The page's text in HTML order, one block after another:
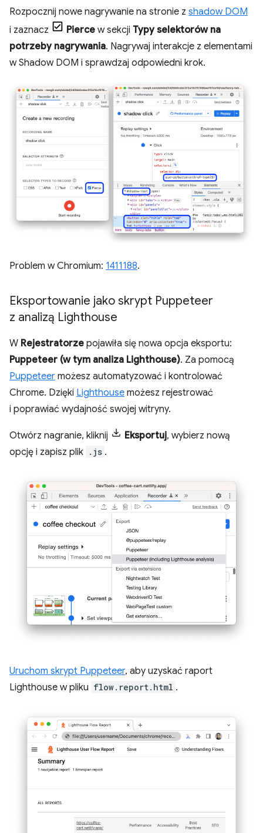
Rozpocznij nowe nagrywanie na stronie z shadow DOM
i zaznacz
Pierce w sekcji Typy selektorów na
potrzeby nagrywania. Nagrywaj interakcje z elementami
w Shadow DOM i sprawdzaj odpowiedni krok.
Problem w Chromium: 1411188.
Eksportowanie jako skrypt Puppeteer
z analizą Lighthouse
W Rejestratorze pojawiła się nowa opcja eksportu:
Puppeteer (w tym analiza Lighthouse). Za pomocą
Puppeteer możesz automatyzować i kontrolować
Chrome. Dzięki Lighthouse możesz rejestrować
i poprawiać wydajność swojej witryny.
Otwórz nagranie, kliknij Eksportuj, wybierz nową
opcję i zapisz plik .js .
Uruchom skrypt Puppeteer, aby uzyskać raport
Lighthouse w pliku flow.report.html .